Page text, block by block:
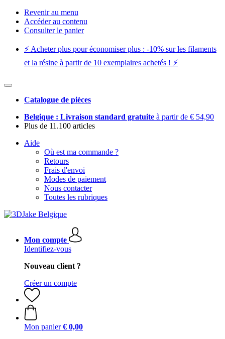
Revenir au menu
Accéder au contenu
Consulter le panier
⚡️ Acheter plus pour économiser plus : -10% sur les filaments
et la résine à partir de 10 exemplaires achetés ! ⚡️
Catalogue de pièces
Belgique : Livraison standard gratuite à partir de € 54,90
Plus de 11.100 articles
Aide
Où est ma commande ?
Retours
Frais d'envoi
Modes de paiement
Nous contacter
Toutes les rubriques
Mon compte
Identifiez-vous
Nouveau client ?
Créer un compte
Mon panier € 0,00